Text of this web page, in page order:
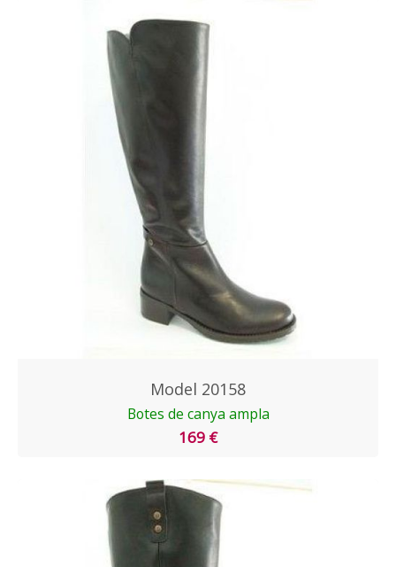
Model 20158
Botes de canya ampla
169 €